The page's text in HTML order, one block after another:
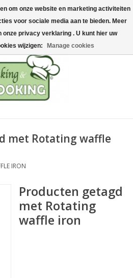
met Rotating waffle
IRON
Producten getagd
met Rotating
waffle iron
om onze website en marketing activiteiten
voor sociale media aan te bieden. Meer
privacy verklaring . U kunt hier uw
wijzigen:
Manage cookies